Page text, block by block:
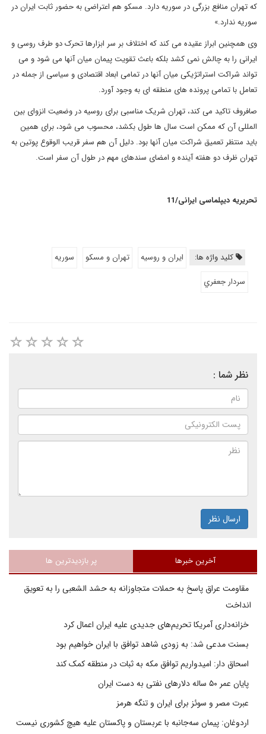
که تهران منافع بزرگی در سوریه دارد. مسکو هم اعتراضی به حضور ثابت ایران در
سوریه ندارد.»
وی همچنین ابراز عقیده می کند که اختلاف بر سر ابزارها تحرک دو طرف روسی و
ایرانی را به چالش نمی کشد بلکه باعث تقویت پیمان میان آنها می شود و می
تواند شراکت استراتژیکی میان آنها در تمامی ابعاد اقتصادی و سیاسی از جمله در
تعامل با تمامی پرونده های منطقه ای به وجود آورد.
صافروف تاکید می کند، تهران شریک مناسبی برای روسیه در وضعیت انزوای بین
المللی آن که ممکن است سال ها طول بکشد، محسوب می شود، برای همین
باید منتظر تعمیق شراکت میان آنها بود. دلیل آن هم سفر قریب الوقوع پوتین به
تهران ظرف دو هفته آینده و امضای سندهای مهم در طول آن سفر است.
تحریریه دیپلماسی ایرانی/11
کلید واژه ها: ايران و روسيه تهران و مسكو
سوريه
سردار جعفري
نظر شما :
ارسال نظر
آخرین خبرها پر بازدیدترین ها
مقاومت عراق پاسخ به حملات متجاوزانه به حشد الشعبی را به تعویق
انداخت
خزانه‌داری آمریکا تحریم‌های جدیدی علیه ایران اعمال کرد
بسنت مدعی شد: به زودی شاهد توافق با ایران خواهیم بود
اسحاق دار: امیدواریم توافق مکه به ثبات در منطقه کمک کند
پایان عمر ۵۰ ساله دلارهای نفتی به دست ایران
عبرت مصر و سوئز برای ایران و تنگه هرمز
اردوغان: پیمان سه‌جانبه با عربستان و پاکستان علیه هیچ کشوری نیست